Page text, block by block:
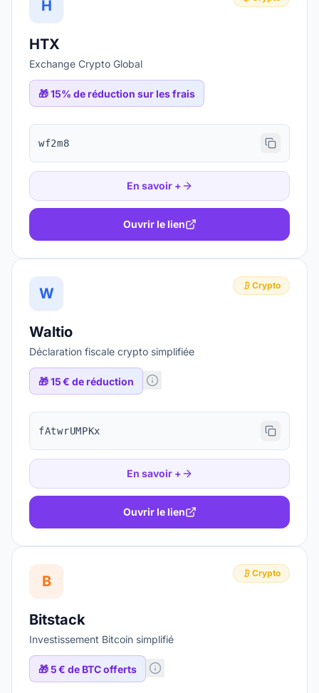
H
HTX
Exchange Crypto Global
🎁15% de réduction sur les frais
wf2m8
En savoir +
Ouvrir le lien
W Crypto
Waltio
Déclaration fiscale crypto simplifiée
🎁15 € de réduction
fAtwrUMPKx
En savoir +
Ouvrir le lien
B Crypto
Bitstack
Investissement Bitcoin simplifié
🎁5 € de BTC offerts